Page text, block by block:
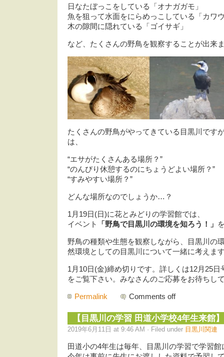
日なたぼっこをしている「オナガガモ」
魚を狙って水面をにらめっこしている「カワ
木の隙間に隠れている「ゴイサギ」
など、たくさんの野鳥を観察することが出来
たくさんの野鳥がやってきている目黒川です
は、
“エサがたくさんある場所？”
“のんびり休憩するのにちょうどよい場所？”
“すみやすい場所？”
どんな場所なのでしょうか…？
1月19日(日)に花とみどりの学習館では、
イベント
「野鳥で目黒川の環境を知ろう！」
野鳥の種類や生態を観察しながら、目黒川の
然環境としての目黒川について一緒に考えま
1月10日(金)締め切りです。詳しくは12月25日
をご覧下さい。みなさんのご応募をお待ちし
Permalink Comments off
【目黒川の学習 田道小学校4年生来館】
2019年6月11日 at 9:46 AM · Filed under 目黒川関連
田道小の4年生は毎年、目黒川の学習で学習